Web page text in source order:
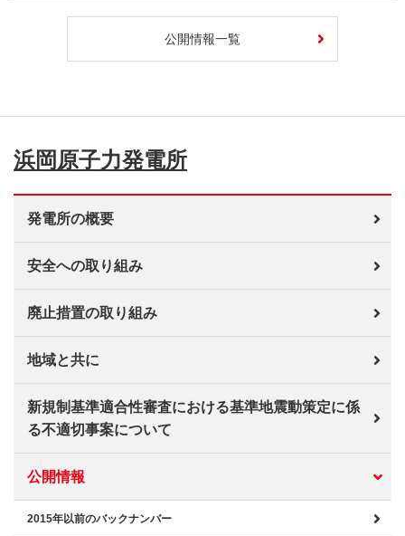
公開情報一覧
浜岡原子力発電所
発電所の概要
安全への取り組み
廃止措置の取り組み
地域と共に
新規制基準適合性審査における基準地震動策定に係
る不適切事案について
公開情報
2015年以前のバックナンバー